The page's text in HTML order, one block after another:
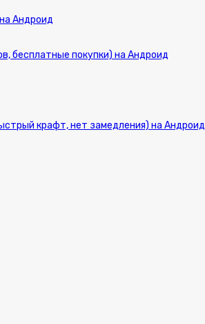
Андроид
бесплатные покупки) на Андроид
крафт, нет замедления) на Андроид